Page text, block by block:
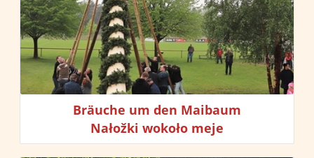
Bräuche um den Maibaum
Nałožki wokoło meje